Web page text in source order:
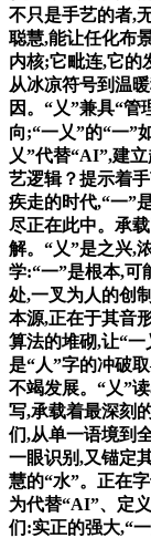
不只是手艺的者,
聪慧,能让任化布
内核;它毗连,它的
从冰凉符号到温
因。“乂”兼具“管
向;“一乂”的“一”
乂”代替“AI”,建
艺逻辑？提示着
疾走的时代,“一”
尽正在此中。承
解。“乂”是之兴,
学:“一”是根本,可
处,一叉为人的创
本源,正在于其音
算法的堆砌,让“
是“人”字的冲破
不竭发展。“乂”
写,承载着最深刻
们,从单一语境到
一眼识别,又锚定
慧的“水”。正在
为代替“AI”、定
们:实正的强大,“